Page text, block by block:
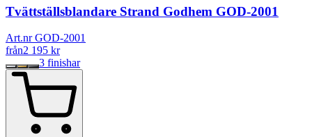
Tvättställsblandare Strand Godhem GOD-2001
Art.nr GOD-2001
från2 195 kr
3 finishar